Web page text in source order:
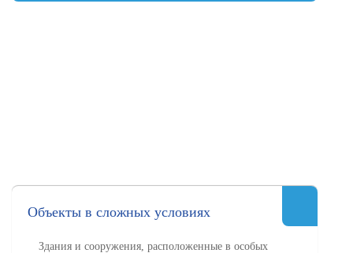
Объекты в сложных условиях
Здания и сооружения, расположенные в особых